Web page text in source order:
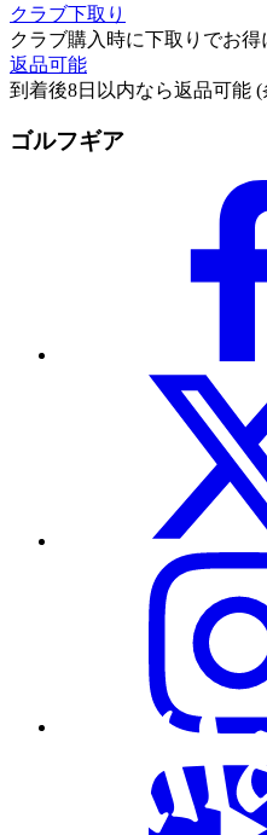
クラブ下取り
クラブ購入時に下取りでお得
返品可能
到着後8日以内なら返品可能
ゴルフギア